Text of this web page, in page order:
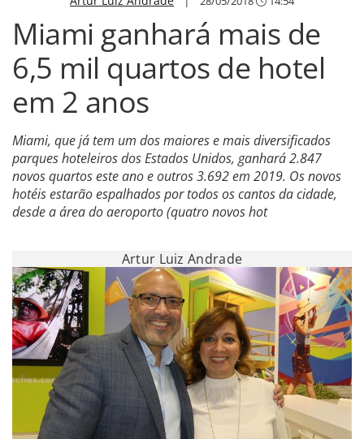
Miami ganhará mais de
6,5 mil quartos de hotel
em 2 anos
Miami, que já tem um dos maiores e mais diversificados
parques hoteleiros dos Estados Unidos, ganhará 2.847
novos quartos este ano e outros 3.692 em 2019. Os novos
hotéis estarão espalhados por todos os cantos da cidade,
desde a área do aeroporto (quatro novos hot
Artur Luiz Andrade